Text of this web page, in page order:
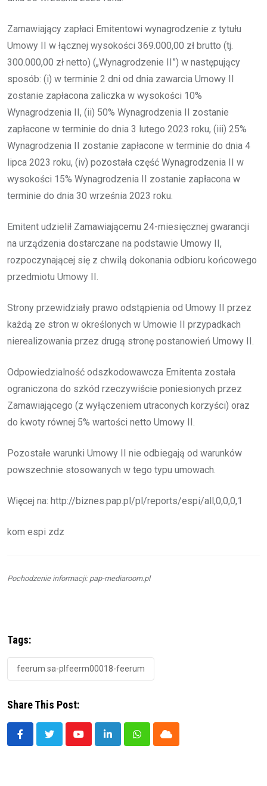
Zamawiający zapłaci Emitentowi wynagrodzenie z tytułu
Umowy II w łącznej wysokości 369.000,00 zł brutto (tj.
300.000,00 zł netto) („Wynagrodzenie II”) w następujący
sposób: (i) w terminie 2 dni od dnia zawarcia Umowy II
zostanie zapłacona zaliczka w wysokości 10%
Wynagrodzenia II, (ii) 50% Wynagrodzenia II zostanie
zapłacone w terminie do dnia 3 lutego 2023 roku, (iii) 25%
Wynagrodzenia II zostanie zapłacone w terminie do dnia 4
lipca 2023 roku, (iv) pozostała część Wynagrodzenia II w
wysokości 15% Wynagrodzenia II zostanie zapłacona w
terminie do dnia 30 września 2023 roku.
Emitent udzielił Zamawiającemu 24-miesięcznej gwarancji
na urządzenia dostarczane na podstawie Umowy II,
rozpoczynającej się z chwilą dokonania odbioru końcowego
przedmiotu Umowy II.
Strony przewidziały prawo odstąpienia od Umowy II przez
każdą ze stron w określonych w Umowie II przypadkach
nierealizowania przez drugą stronę postanowień Umowy II.
Odpowiedzialność odszkodowawcza Emitenta została
ograniczona do szkód rzeczywiście poniesionych przez
Zamawiającego (z wyłączeniem utraconych korzyści) oraz
do kwoty równej 5% wartości netto Umowy II.
Pozostałe warunki Umowy II nie odbiegają od warunków
powszechnie stosowanych w tego typu umowach.
Więcej na: http://biznes.pap.pl/pl/reports/espi/all,0,0,0,1
kom espi zdz
Pochodzenie informacji: pap-mediaroom.pl
Tags:
feerum sa-plfeerm00018-feerum
Share This Post:
YoutubeLinkedInWhatsappCloud